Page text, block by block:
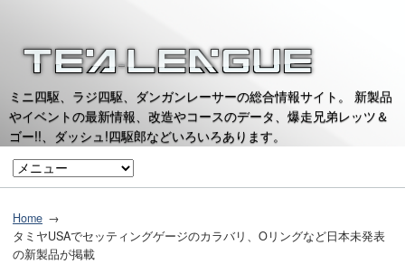
ミニ四駆、ラジ四駆、ダンガンレーサーの総合情報サイト。 新製品
やイベントの最新情報、改造やコースのデータ、爆走兄弟レッツ＆
ゴー!!、ダッシュ!四駆郎などいろいろあります。
Home
タミヤUSAでセッティングゲージのカラバリ、Oリングなど日本未発表
の新製品が掲載